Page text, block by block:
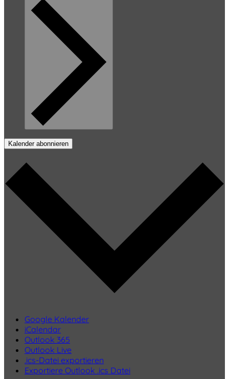
Kalender abonnieren
Google Kalender
iCalendar
Outlook 365
Outlook Live
.ics-Datei exportieren
Exportiere Outlook .ics Datei